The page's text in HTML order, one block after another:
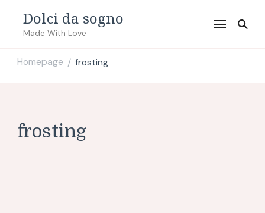
Dolci da sogno
Made With Love
Homepage / frosting
frosting